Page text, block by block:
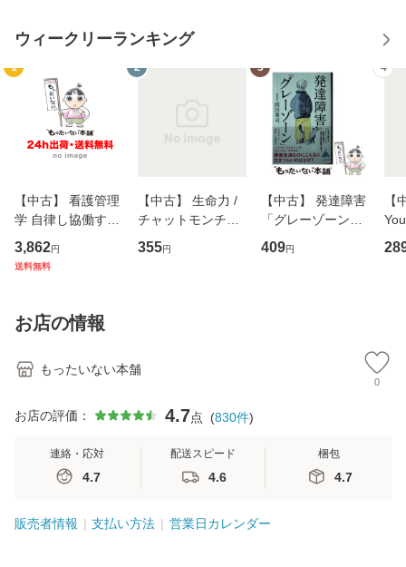
ウィークリーランキング
1
【中古】 看護管理
学 自律し協働する
専門職の看護マネ
ジメントスキル 改
恵 藤本幸三 / 南江
堂 [単行
3,862円
送料無料
2
【中古】 生命力 /
チャットモンチー /
キューンレコード
[CD]【メール便送
355円
3
【中古】 発達障害
「グレーゾーン」
その正しい理解と
克服法 (SB新書 57
409円
4
【
のが
お店の情報
もったいない本舗
0
お店の評価： 4.7点 (830件)
連絡・応対
4.7
配送スピード
4.6
梱包
4.7
販売者情報 支払い方法 営業日カレンダー